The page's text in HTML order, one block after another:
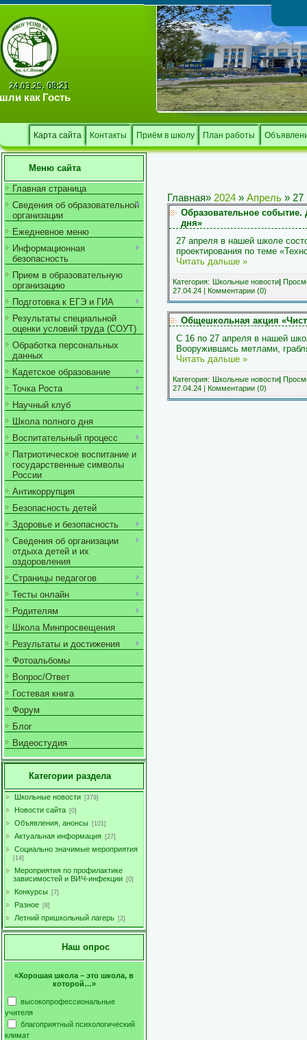
24.03.25, 08:21
как Гость
Карта сайта Контакты Приём в школу План работы
Меню сайта
Главная страница
Сведения об образовательной
организации
Ежедневное меню
Информационная
безопасность
Прием в образовательную
организацию
Подготовка к ЕГЭ и ГИА
Результаты специальной
оценки условий труда (СОУТ)
Обработка персональных
данных
Кадетское образование
Точка Роста
Научный клуб
Школа полного дня
Воспитательный процесс
Патриотическое воспитание и
государственные символы
России
Антикоррупция
Безопасность детей
Здоровье и безопасность
Сведения об организации
отдыха детей и их
оздоровления
Страницы педагогов
Тесты онлайн
Родителям
Школа Минпросвещения
Результаты и достижения
Фотоальбомы
Вопрос/Ответ
Гостевая книга
Форум
Блог
Видеостудия
Категории раздела
Школьные новости [379]
Новости сайта [0]
Объявления, анонсы [101]
Актуальная информация [27]
Социально значимые мероприятия
[14]
Мероприятия по профилактике
зависимостей и ВИЧ-инфекции [0]
Конкурсы [7]
Разное [8]
Летний пришкольный лагерь [2]
Наш опрос
«Хорошая школа – это школа, в
которой…»
высокопрофессиональные
учителя
благоприятный психологический
климат
Главная» 2024 » Апрель » 27
Образовательное
дня»
27 апреля в нашей школе
проектирования по теме
Читать дальше »
Категория: Школьные новости|
27.04.24 | Комментарии (0)
Общешкольная акция
С 16 по 27 апреля в нашей
Вооружившись метлами,
Читать дальше »
Категория: Школьные новости|
27.04.24 | Комментарии (0)